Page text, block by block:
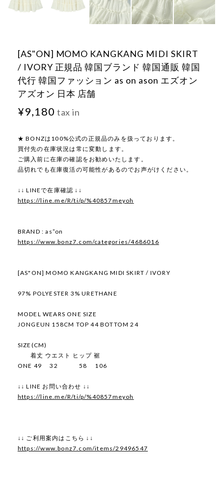
[AS"ON] MOMO KANGKANG MIDI SKIRT
/ IVORY 正規品 韓国ブランド 韓国通販 韓国
代行 韓国ファッション as on ason エズオン
アズオン 日本 店舗
¥9,180 tax in
★ BONZは100%公式の正規品のみを扱っております。
買付先の在庫状況は常に変動します。
ご購入前に在庫の確認をお勧めいたします。
品切れでも在庫復活の可能性があるのでお声がけください。
↓↓ LINEで在庫確認 ↓↓
https://line.me/R/ti/p/%40857meyoh
BRAND : as”on
https://www.bonz7.com/categories/4686016
[AS"ON] MOMO KANGKANG MIDI SKIRT / IVORY
97% POLYESTER 3% URETHANE
MODEL WEARS ONE SIZE
JONGEUN 158CM TOP 44 BOTTOM 24
SIZE(CM)
着丈 ウエスト ヒップ 裾
ONE 49 32 58 106
↓↓ LINE お問い合わせ ↓↓
https://line.me/R/ti/p/%40857meyoh
↓↓ ご利用案内はこちら ↓↓
https://www.bonz7.com/items/29496547